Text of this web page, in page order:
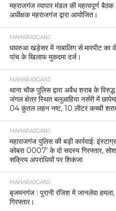
महराजगंज व्यापार मंडल की महत्वपूर्ण
अधीक्षक महराजगंज द्वारा आयोजित।
MAHARAJGANJ
घघरुआ खड़ेसर में नाबालिग से मारपीट का
पांच के खिलाफ मुकदमा दर्ज।
MAHARAJGANJ
थाना चौक पुलिस द्वारा अवैध शराब के
जंगल क्षेत्र स्थित बलुआहिया नर्सरी में
04 कुंतल लहन नष्ट, 10 लीटर कच्ची
MAHARAJGANJ
महाराजगंज पुलिस की बड़ी कार्रवाई:
कोबरा 0007’ के दो सदस्य गिरफ्तार,
सक्रिय अपराधियों पर शिकंजा
MAHARAJGANJ
बृजमनगंज : पुरानी रंजिश में जानलेवा हमला,
गिरफ्तार।